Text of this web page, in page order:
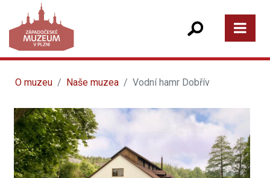
O muzeu Naše muzea Vodní hamr Dobřív